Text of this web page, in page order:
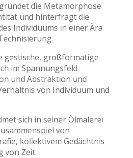
die Metamorphose
und hinterfragt die
Individuums in einer Ära
gestische, großformatige
im Spannungsfeld
und Abstraktion und
von Individuum und
sich in seiner Ölmalerei
von
kollektivem Gedächtnis
von Zeit.